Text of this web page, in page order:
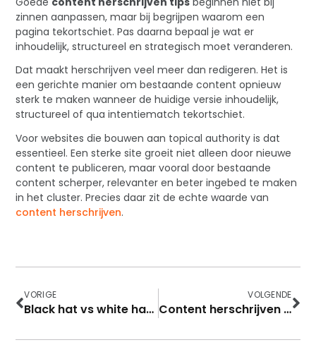
zinnen aanpassen, maar bij begrijpen waarom een
pagina tekortschiet. Pas daarna bepaal je wat er
inhoudelijk, structureel en strategisch moet veranderen.
Dat maakt herschrijven veel meer dan redigeren. Het is
een gerichte manier om bestaande content opnieuw
sterk te maken wanneer de huidige versie inhoudelijk,
structureel of qua intentiematch tekortschiet.
Voor websites die bouwen aan topical authority is dat
essentieel. Een sterke site groeit niet alleen door nieuwe
content te publiceren, maar vooral door bestaande
content scherper, relevanter en beter ingebed te maken
in het cluster. Precies daar zit de echte waarde van
content herschrijven.
VORIGE
Black hat vs white hat linkbuilding
VOLGENDE
Content herschrijven strategie